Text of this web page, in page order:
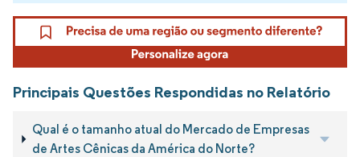
Principais Questões Respondidas no Relatório
Qual é o tamanho atual do Mercado de Empresas
de Artes Cênicas da América do Norte?